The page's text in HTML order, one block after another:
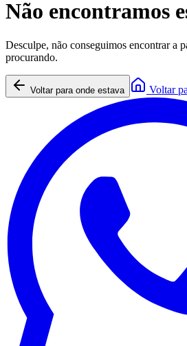
Não encontramos
Desculpe, não conseguimos encontrar a
procurando.
Voltar para onde estava Voltar